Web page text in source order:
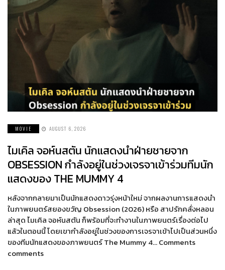
MOVIE AUGUST 6, 2026
ไมเคิล จอห์นสตัน นักแสดงนำฝ่ายชายจาก
OBSESSION กำลังอยู่ในช่วงเจรจาเข้าร่วมทีมนัก
แสดงของ THE MUMMY 4
หลังจากกลายมาเป็นนักแสดงดาวรุ่งหน้าใหม่ จากผลงานการแสดงนำ
ในภาพยนตร์สยองขวัญ Obsession (2026) หรือ สาปรักคลั่งหลอน
ล่าสุด ไมเคิล จอห์นสตัน ก็พร้อมที่จะทำงานในภาพยนตร์เรื่องต่อไป
แล้วในตอนนี้ โดยเขากำลังอยู่ในช่วงของการเจรจาเข้าไปเป็นส่วนหนึ่ง
ของทีมนักแสดงของภาพยนตร์ The Mummy 4… Comments
comments